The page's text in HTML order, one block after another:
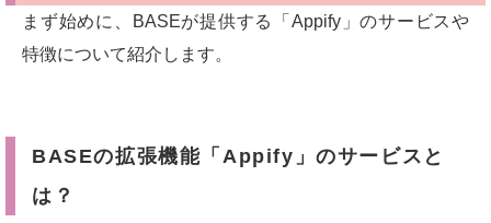
まず始めに、BASEが提供する「Appify」のサービスや
特徴について紹介します。
BASEの拡張機能「Appify」のサービスと
は？